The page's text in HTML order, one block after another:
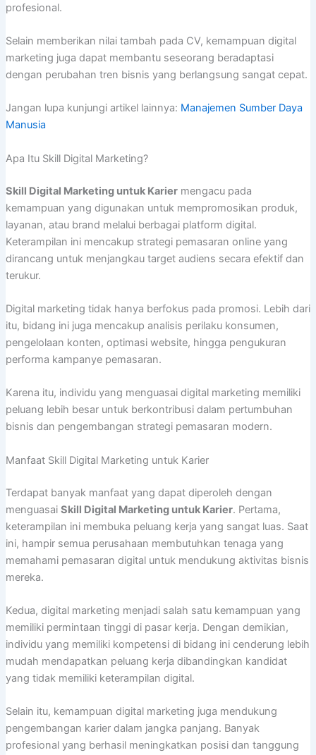
profesional.
Selain memberikan nilai tambah pada CV, kemampuan digital
marketing juga dapat membantu seseorang beradaptasi
dengan perubahan tren bisnis yang berlangsung sangat cepat.
Jangan lupa kunjungi artikel lainnya: Manajemen Sumber Daya
Manusia
Apa Itu Skill Digital Marketing?
Skill Digital Marketing untuk Kariermengacu pada
kemampuan yang digunakan untuk mempromosikan produk,
layanan, atau brand melalui berbagai platform digital.
Keterampilan ini mencakup strategi pemasaran online yang
dirancang untuk menjangkau target audiens secara efektif dan
terukur.
Digital marketing tidak hanya berfokus pada promosi. Lebih dari
itu, bidang ini juga mencakup analisis perilaku konsumen,
pengelolaan konten, optimasi website, hingga pengukuran
performa kampanye pemasaran.
Karena itu, individu yang menguasai digital marketing memiliki
peluang lebih besar untuk berkontribusi dalam pertumbuhan
bisnis dan pengembangan strategi pemasaran modern.
Manfaat Skill Digital Marketing untuk Karier
Terdapat banyak manfaat yang dapat diperoleh dengan
menguasai Skill Digital Marketing untuk Karier. Pertama,
keterampilan ini membuka peluang kerja yang sangat luas. Saat
ini, hampir semua perusahaan membutuhkan tenaga yang
memahami pemasaran digital untuk mendukung aktivitas bisnis
mereka.
Kedua, digital marketing menjadi salah satu kemampuan yang
memiliki permintaan tinggi di pasar kerja. Dengan demikian,
individu yang memiliki kompetensi di bidang ini cenderung lebih
mudah mendapatkan peluang kerja dibandingkan kandidat
yang tidak memiliki keterampilan digital.
Selain itu, kemampuan digital marketing juga mendukung
pengembangan karier dalam jangka panjang. Banyak
profesional yang berhasil meningkatkan posisi dan tanggung